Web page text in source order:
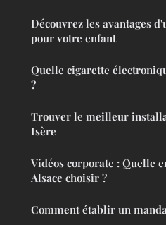
Découvrez les avantages
pour votre enfant
Quelle cigarette
?
Trouver le meilleur
Isère
Vidéos corporate : Quelle
Alsace choisir ?
Comment établir un